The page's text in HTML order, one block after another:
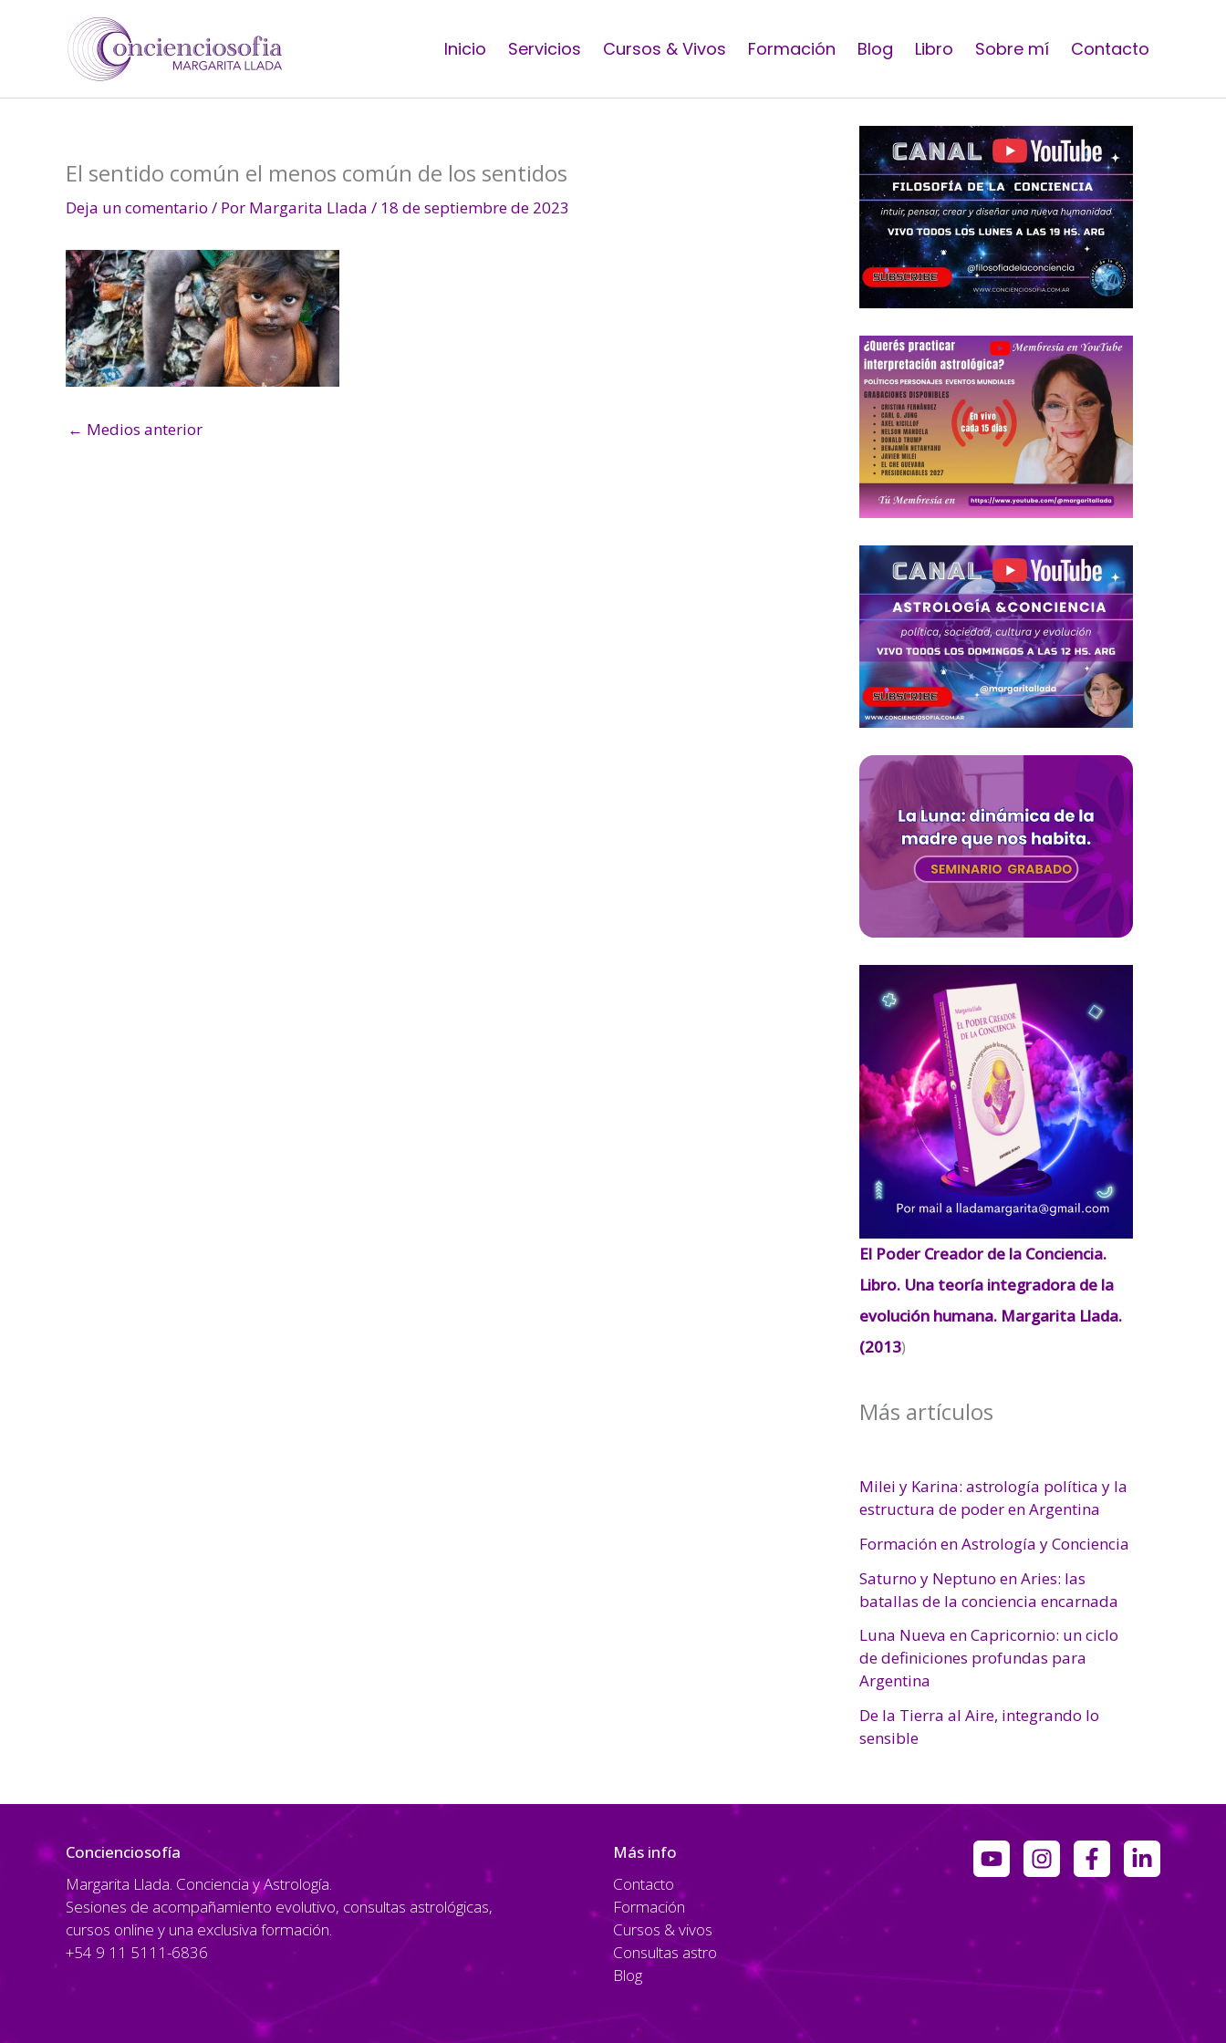
contenido
Inicio Servicios Cursos & Vivos Formación Blog Libro Sobre mí Contacto
El sentido común el menos común de los sentidos
Deja un comentario / Por Margarita Llada / 18 de septiembre de 2023
← Medios anterior
El Poder Creador de la Conciencia.
Libro. Una teoría integradora de la
evolución humana. Margarita Llada.
(2013)
Más artículos
Milei y Karina: astrología política y la
estructura de poder en Argentina
Formación en Astrología y Conciencia
Saturno y Neptuno en Aries: las
batallas de la conciencia encarnada
Luna Nueva en Capricornio: un ciclo
de definiciones profundas para
Argentina
De la Tierra al Aire, integrando lo
sensible
Concienciosofía
Margarita Llada. Conciencia y Astrología.
Sesiones de acompañamiento evolutivo, consultas astrológicas,
cursos online y una exclusiva formación.
+54 9 11 5111-6836
Más info
Contacto
Formación
Cursos & vivos
Consultas astro
Blog